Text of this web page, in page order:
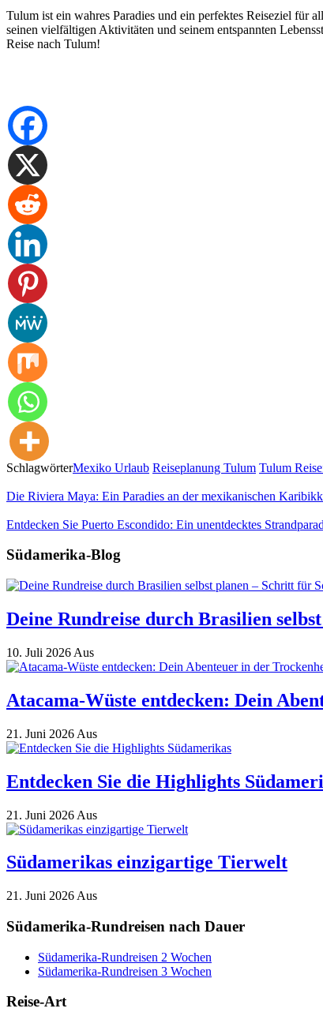
Tulum ist ein wahres Paradies und ein perfektes Reiseziel für
seinen vielfältigen Aktivitäten und seinem entspannten
Reise nach Tulum!
SchlagwörterMexiko Urlaub Reiseplanung Tulum Tulum
Die Riviera Maya: Ein Paradies an der mexikanischen
Entdecken Sie Puerto Escondido: Ein unentdecktes
Südamerika-Blog
Deine Rundreise durch Brasilien
10. Juli 2026 Aus
Atacama-Wüste entdecken: Dein
21. Juni 2026 Aus
Entdecken Sie die Highlights
21. Juni 2026 Aus
Südamerikas einzigartige Tierwelt
21. Juni 2026 Aus
Südamerika-Rundreisen nach Dauer
Südamerika-Rundreisen 2 Wochen
Südamerika-Rundreisen 3 Wochen
Reise-Art